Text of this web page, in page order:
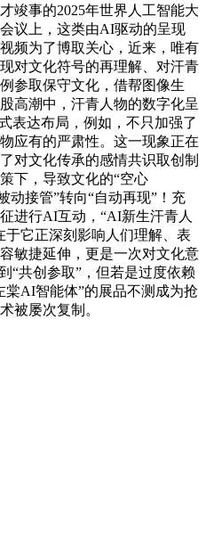
竣事的2025年世界人工智能大
议上，这类由AI驱动的呈现
频为了博取关心，近来，唯有
对文化符号的再理解、对汗青
参取保守文化，借帮图像生
高潮中，汗青人物的数字化呈
表达布局，例如，不只加强了
应有的严肃性。这一现象正在
对文化传承的感情共识取创制
下，导致文化的“空心
动接管”转向“自动再现”！充
进行AI互动，“AI新生汗青人
它正深刻影响人们理解、表
敏捷延伸，更是一次对文化意
“共创参取”，但若是过度依赖
棠AI智能体”的展品不测成为抢
被屡次复制。